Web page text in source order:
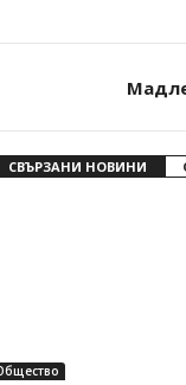
СВЪРЗАНИ НОВИНИ